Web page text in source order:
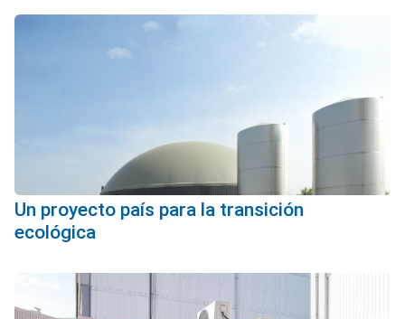
Un proyecto país para la transición
ecológica